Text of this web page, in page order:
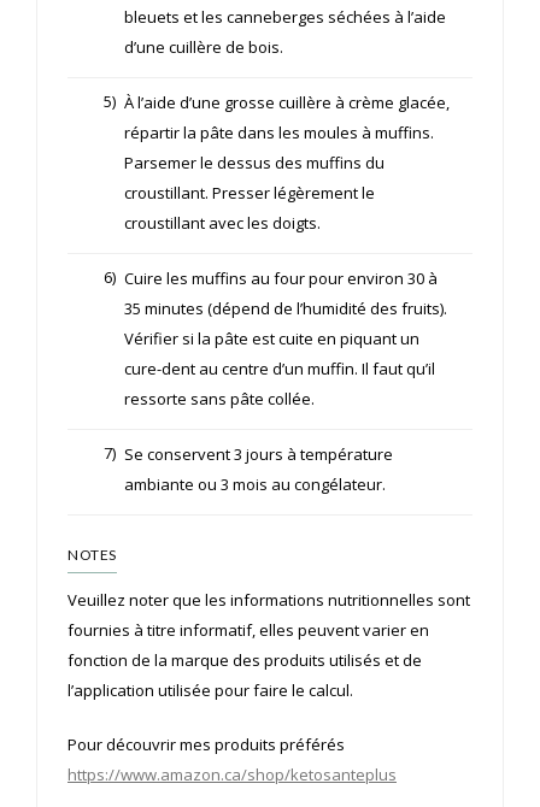
bleuets et les canneberges séchées à l’aide
d’une cuillère de bois.
5) À l’aide d’une grosse cuillère à crème glacée,
répartir la pâte dans les moules à muffins.
Parsemer le dessus des muffins du
croustillant. Presser légèrement le
croustillant avec les doigts.
6) Cuire les muffins au four pour environ 30 à
35 minutes (dépend de l’humidité des fruits).
Vérifier si la pâte est cuite en piquant un
cure-dent au centre d’un muffin. Il faut qu’il
ressorte sans pâte collée.
7) Se conservent 3 jours à température
ambiante ou 3 mois au congélateur.
NOTES
Veuillez noter que les informations nutritionnelles sont
fournies à titre informatif, elles peuvent varier en
fonction de la marque des produits utilisés et de
l’application utilisée pour faire le calcul.
Pour découvrir mes produits préférés
https://www.amazon.ca/shop/ketosanteplus